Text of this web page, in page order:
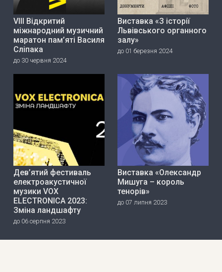
VIII Відкритий
міжнародний музичний
маратон пам’яті Василя
Сліпака
до 30 червня 2024
Виставка «З історії
Львівського органного
залу»
до 01 березня 2024
Дев’ятий фестиваль
електроакустичної
музики VOX
ELECTRONICA 2023:
Зміна ландшафту
до 06 серпня 2023
Виставка «Олександр
Мишуга – король
тенорів»
до 07 липня 2023